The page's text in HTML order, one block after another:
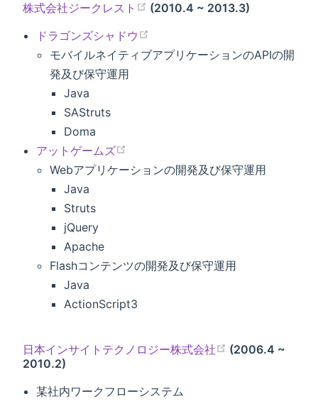
株式会社ジークレスト
(2010.4 ~ 2013.3)
ドラゴンズシャドウ
モバイルネイティブアプリケーションのAPIの開
発及び保守運用
Java
SAStruts
Doma
アットゲームズ
Webアプリケーションの開発及び保守運用
Java
Struts
jQuery
Apache
Flashコンテンツの開発及び保守運用
Java
ActionScript3
日本インサイトテクノロジー株式会社
(2006.4 ~
2010.2)
某社内ワークフローシステム